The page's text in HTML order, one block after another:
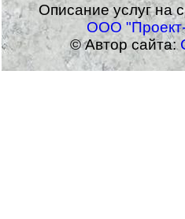
Описание услуг на
ООО
© Автор сайта: